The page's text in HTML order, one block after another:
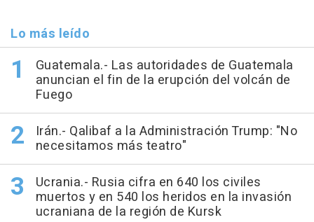
Lo más leído
Guatemala.- Las autoridades de Guatemala
anuncian el fin de la erupción del volcán de
Fuego
Irán.- Qalibaf a la Administración Trump: "No
necesitamos más teatro"
Ucrania.- Rusia cifra en 640 los civiles
muertos y en 540 los heridos en la invasión
ucraniana de la región de Kursk